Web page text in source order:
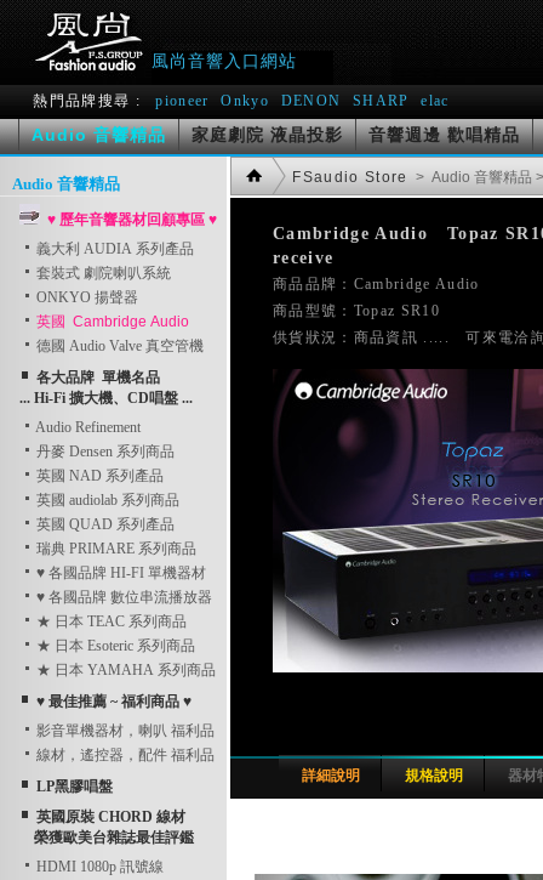
風尚音響入口網站
熱門品牌搜尋 : pioneer Onkyo DENON SHARP elac
Audio 音響精品 家庭劇院 液晶投影 音響週邊 歡唱精品
Audio 音響精品
♥ 歷年音響器材回顧專區 ♥
義大利 AUDIA 系列產品
套裝式 劇院喇叭系統
ONKYO 揚聲器
英國 Cambridge Audio
德國 Audio Valve 真空管機
各大品牌 單機名品
... Hi-Fi 擴大機、CD唱盤 ...
Audio Refinement
丹麥 Densen 系列商品
英國 NAD 系列產品
英國 audiolab 系列商品
英國 QUAD 系列產品
瑞典 PRIMARE 系列商品
♥ 各國品牌 HI-FI 單機器材
♥ 各國品牌 數位串流播放器
★ 日本 TEAC 系列商品
★ 日本 Esoteric 系列商品
★ 日本 YAMAHA 系列商品
♥ 最佳推薦 ~ 福利商品 ♥
影音單機器材，喇叭 福利品
線材，遙控器，配件 福利品
LP黑膠唱盤
英國原裝 CHORD 線材
榮獲歐美台雜誌最佳評鑑
HDMI 1080p 訊號線
FSaudio Store > Audio 音響精品>
Cambridge Audio   Topaz
receive
商品品牌：Cambridge Audio
商品型號：Topaz SR10
詳細說明 規格說明 器材